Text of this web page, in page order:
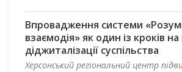
Впровадження системи
взаємодія» як один із кроків
діджиталізації суспільства
Херсонський регіональний центр